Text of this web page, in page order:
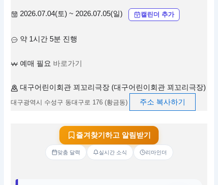
2026.07.04(토) ~ 2026.07.05(일) 캘린더 추가
약 1시간 5분 진행
예매 필요 바로가기
대구어린이회관 꾀꼬리극장 (대구어린이회관 꾀꼬리극장)
대구광역시 수성구 동대구로 176 (황금동) 주소 복사하기
즐겨찾기하고 알림받기
맞춤 달력 실시간 소식 리마인더